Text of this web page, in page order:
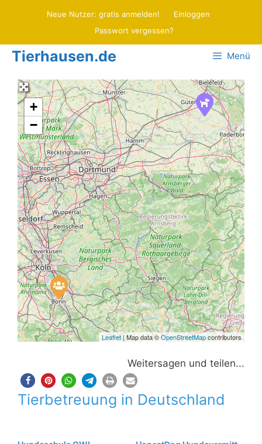
Neue Nutzer: gratis anmelden!
Einloggen
Passwort vergessen?
Tierhausen.de Menü
+
−
Leaflet| Map data ©OpenStreetMapcontributors
Weitersagen und teilen...
Tierbetreuung in Deutschland